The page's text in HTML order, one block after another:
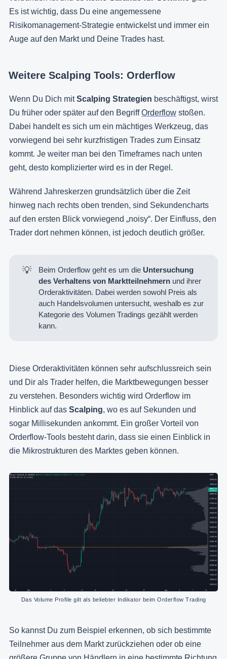
Es ist wichtig, dass Du eine angemessene
Risikomanagement-Strategie entwickelst und immer ein
Auge auf den Markt und Deine Trades hast.
Weitere Scalping Tools: Orderflow
Wenn Du Dich mitScalping Strategien beschäftigst, wirst
Du früher oder später auf den BegriffOrderflow stoßen.
Dabei handelt es sich um ein mächtiges Werkzeug, das
vorwiegend bei sehr kurzfristigen Trades zum Einsatz
kommt. Je weiter man bei den Timeframes nach unten
geht, desto komplizierter wird es in der Regel.
Während Jahreskerzen grundsätzlich über die Zeit
hinweg nach rechts oben trenden, sind Sekundencharts
auf den ersten Blick vorwiegend „noisy“. Der Einfluss, den
Trader dort nehmen können, ist jedoch deutlich größer.
💡 Beim Orderflow geht es um die Untersuchung
des Verhaltens von Marktteilnehmern und ihrer
Orderaktivitäten. Dabei werden sowohl Preis als
auch Handelsvolumen untersucht, weshalb es zur
Kategorie desVolumen Tradings gezählt werden
kann.
Diese Orderaktivitäten können sehr aufschlussreich sein
und Dir als Trader helfen, die Marktbewegungen besser
zu verstehen. Besonders wichtig wird Orderflow im
Hinblick auf das Scalping, wo es auf Sekunden und
sogar Millisekunden ankommt. Ein großer Vorteil von
Orderflow-Tools besteht darin, dass sie einen Einblick in
die Mikrostrukturen des Marktes geben können.
Das Volume Profile gilt als beliebter Indikator beim Orderflow Trading
So kannst Du zum Beispiel erkennen, ob sich bestimmte
Teilnehmer aus dem Markt zurückziehen oder ob eine